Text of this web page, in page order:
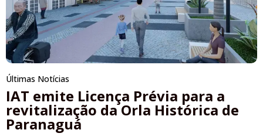
Últimas Notícias
IAT emite Licença Prévia para a
revitalização da Orla Histórica de
Paranaguá